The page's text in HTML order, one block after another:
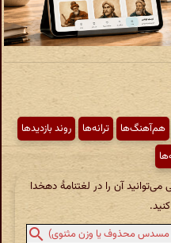
هم‌آهنگ‌ها ترانه‌ها
روند بازدیدها
آن را در لغتنامهٔ دهخدا
مسدس محذوف یا وزن مثنوی)